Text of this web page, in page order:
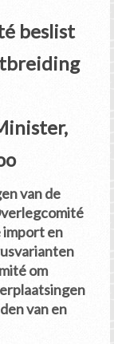
beslist
van de
import en
om
van en